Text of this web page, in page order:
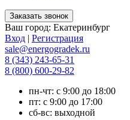
Ваш город: Екатеринбург
Вход | Регистрация
sale@energogradek.ru
8 (343) 243-65-31
8 (800) 600-29-82
пн-чт: с 9:00 до 18:00
пт: с 9:00 до 17:00
сб-вс: выходной